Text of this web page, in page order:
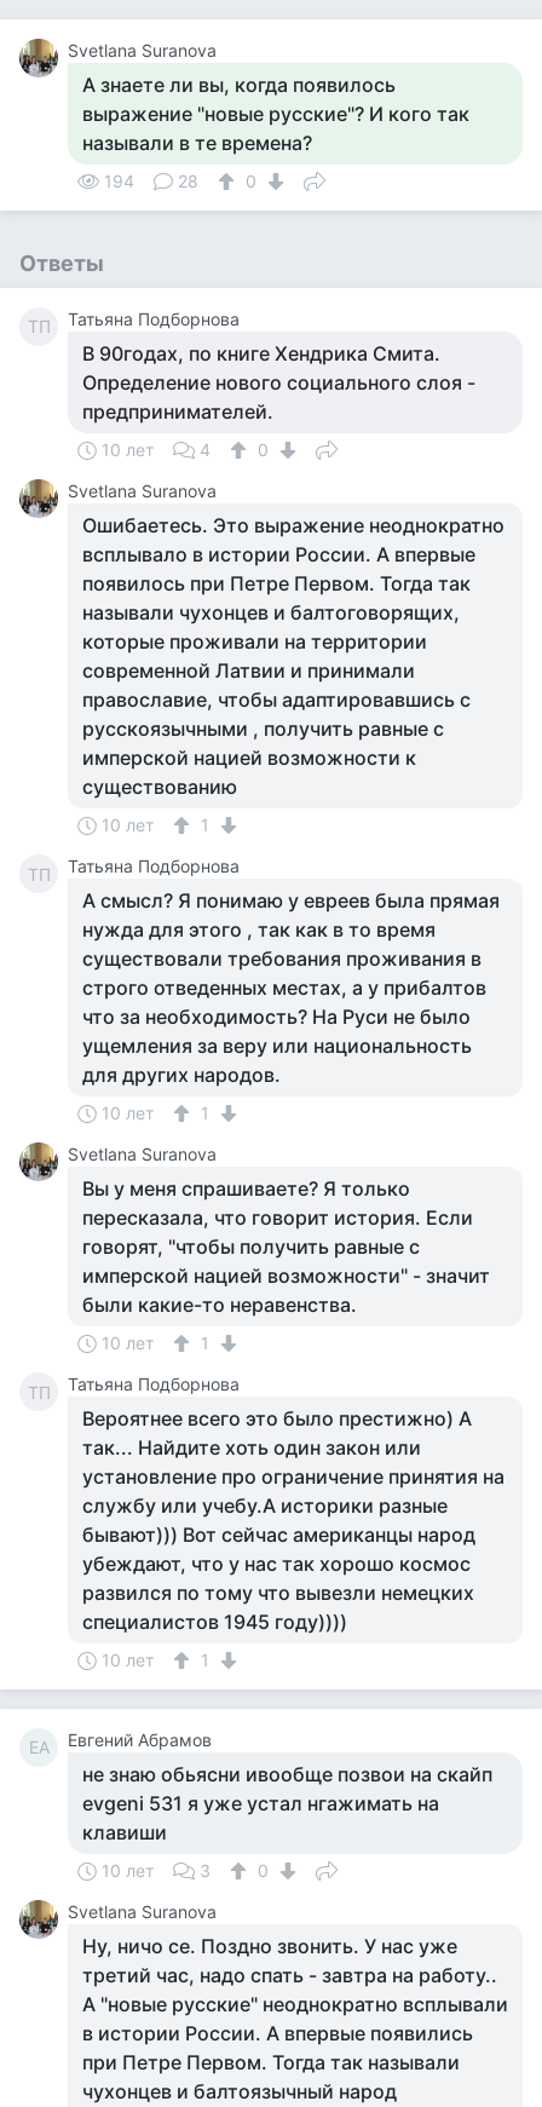
Svetlana Suranova
А знаете ли вы, когда появилось
выражение "новые русские"? И кого так
называли в те времена?
194 28 0
Ответы
ТП Татьяна Подборнова
В 90годах, по книге Хендрика Смита.
Определение нового социального слоя -
предпринимателей.
10 лет 4
0
Svetlana Suranova
Ошибаетесь. Это выражение неоднократно
всплывало в истории России. А впервые
появилось при Петре Первом. Тогда так
называли чухонцев и балтоговорящих,
которые проживали на территории
современной Латвии и принимали
православие, чтобы адаптировавшись с
русскоязычными , получить равные с
имперской нацией возможности к
существованию
10 лет 1
ТП Татьяна Подборнова
А смысл? Я понимаю у евреев была прямая
нужда для этого , так как в то время
существовали требования проживания в
строго отведенных местах, а у прибалтов
что за необходимость? На Руси не было
ущемления за веру или национальность
для других народов.
10 лет
1
Svetlana Suranova
Вы у меня спрашиваете? Я только
пересказала, что говорит история. Если
говорят, "чтобы получить равные с
имперской нацией возможности" - значит
были какие-то неравенства.
10 лет 1
ТП Татьяна Подборнова
Вероятнее всего это было престижно) А
так... Найдите хоть один закон или
установление про ограничение принятия на
службу или учебу.А историки разные
бывают))) Вот сейчас американцы народ
убеждают, что у нас так хорошо космос
развился по тому что вывезли немецких
специалистов 1945 году))))
10 лет 1
ЕА Евгений Абрамов
не знаю обьясни ивообще позвои на скайп
evgeni 531 я уже устал нгажимать на
клавиши
10 лет 3
0
Svetlana Suranova
Ну, ничо се. Поздно звонить. У нас уже
третий час, надо спать - завтра на работу..
А "новые русские" неоднократно всплывали
в истории России. А впервые появились
при Петре Первом. Тогда так называли
чухонцев и балтоязычный народ